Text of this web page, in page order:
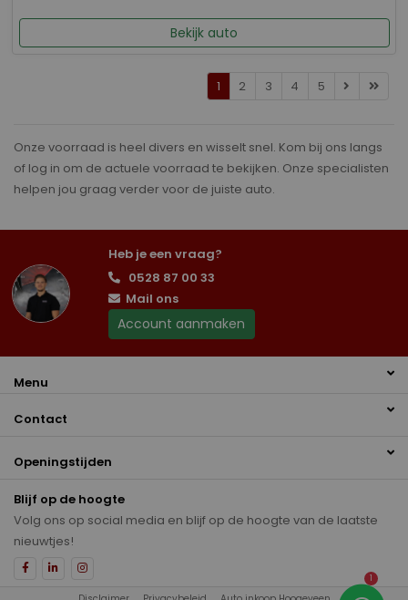
Bekijk auto
1 2 3 4 5
Onze voorraad is heel divers en wisselt snel. Kom bij ons langs
of log in om de actuele voorraad te bekijken. Onze specialisten
helpen jou graag verder voor de juiste auto.
Heb je een vraag?
0528 87 00 33
Mail ons
Account aanmaken
Menu
Contact
Openingstijden
Blijf op de hoogte
Volg ons op social media en blijf op de hoogte van de laatste
nieuwtjes!
1